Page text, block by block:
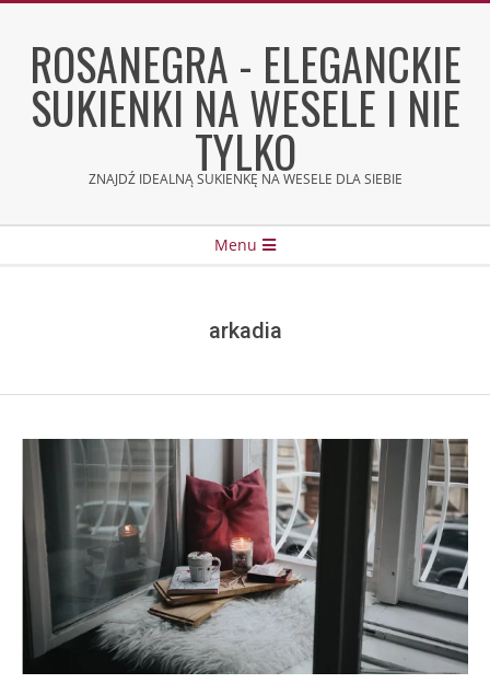
contentROSANEGRA - ELEGANCKIE
SUKIENKI NA WESELE I NIE
TYLKO
ZNAJDŹ IDEALNĄ SUKIENKĘ NA WESELE DLA SIEBIE
Menu
arkadia